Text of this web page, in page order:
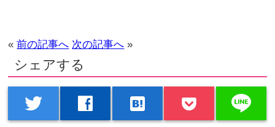
«前の記事へ 次の記事へ »
シェアする
twitter facebook hatenabookmark line